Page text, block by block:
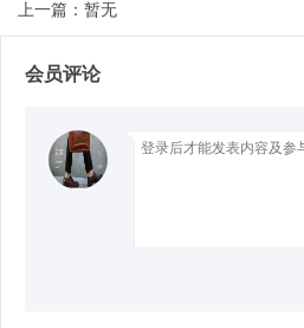
d
上一篇：暂无
会员评论